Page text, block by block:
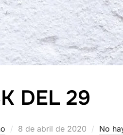
DEL 29
Publicado
8 de abril de 2020 No